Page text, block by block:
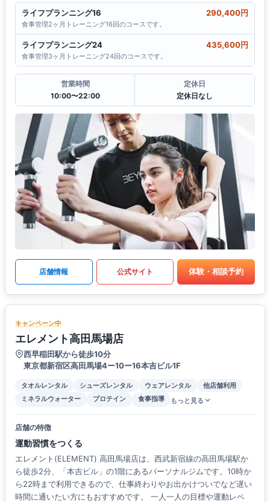
ライフプランニング16 290,400円
食事管理2ヶ月トレーニング16回のコースです。
ライフプランニング24 435,600円
食事管理3ヶ月トレーニング24回のコースです。
営業時間
10:00〜22:00
定休日
定休日なし
店舗情報 公式サイト 体験・相談予約
キャンペーン中
エレメント高田馬場店
西早稲田駅から徒歩10分
東京都新宿区高田馬場4ー10ー16本吉ビル1F
タオルレンタル シューズレンタル ウェアレンタル
他店舗利用
ミネラルウォーター
プロテイン 食事指導 もっと見る
店舗の特徴
運動習慣をつくる
エレメント(ELEMENT) 高田馬場店は、西武新宿線の高田馬場駅か
ら徒歩2分、「本吉ビル」の1階にあるパーソナルジムです。10時か
ら22時まで利用できるので、仕事終わりやお出かけついでなど遅い
時間に通いたい方にもおすすめです。 一人一人の目標や運動レベ